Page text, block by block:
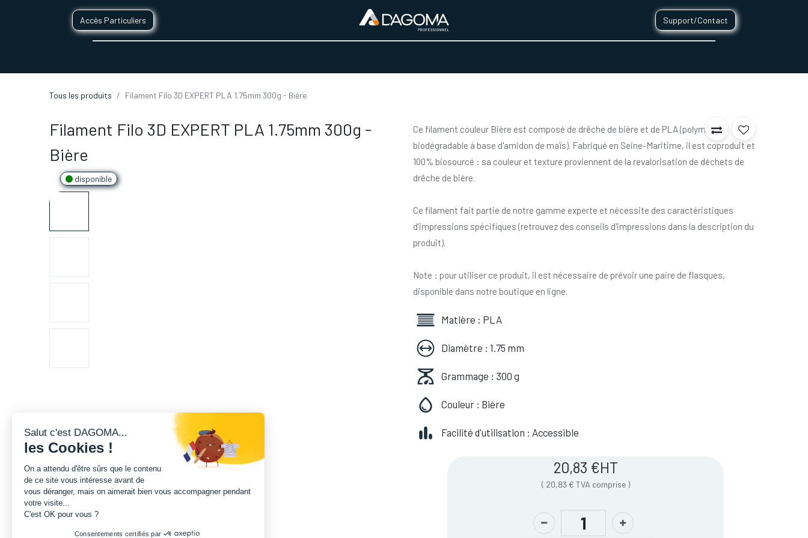
Accès Particuliers Support/Contact
Tous les produits Filament Filo 3D EXPERT PLA 1.75mm 300g - Bière
Filament Filo 3D EXPERT PLA 1.75mm 300g -
Bière
disponible
Ce filament couleur Bière est composé de drêche de bière et de PLA (polymère
biodégradable à base d'amidon de maïs). Fabriqué en Seine-Maritime, il est coproduit et
100% biosourcé : sa couleur et texture proviennent de la revalorisation de déchets de
drêche de bière.
Ce filament fait partie de notre gamme experte et nécessite des caractéristiques
d’impressions spécifiques (retrouvez des conseils d'impressions dans la description du
produit).
Note : pour utiliser ce produit, il est nécessaire de prévoir une paire de flasques,
disponible dans notre boutique en ligne.
Matière : PLA
Diamètre : 1.75 mm
Grammage : 300 g
Couleur : Bière
Facilité d'utilisation : Accessible
20,83 €HT
( 20,83 € TVA comprise )
Salut c'est DAGOMA...
les Cookies !
On a attendu d'être sûrs que le contenu
de ce site vous intéresse avant de
vous déranger, mais on aimerait bien vous accompagner pendant
votre visite...
C'est OK pour vous ?
Consentements certifiés par